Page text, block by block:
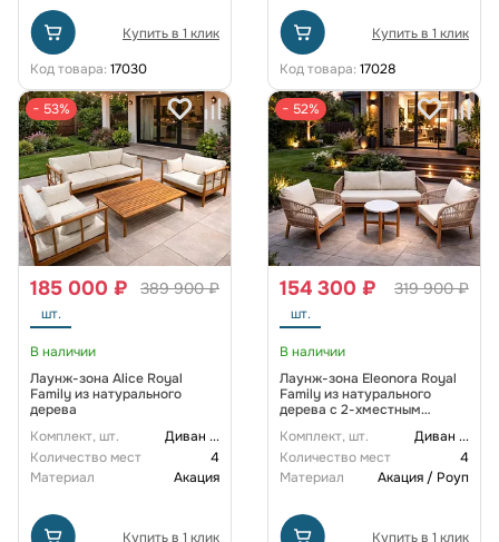
Купить в 1 клик
Код товара: 17030
Купить в 1 клик
Код товара: 17028
− 53%
389 900 ₽
185 000 ₽
шт.
В наличии
Лаунж-зона Alice Royal
Family из натурального
дерева
Комплект, шт.
Диван ...
Количество мест
4
Материал
Акация
Купить в 1 клик
− 52%
319 900 ₽
154 300 ₽
шт.
В наличии
Лаунж-зона Eleonora Royal
Family из натурального
дерева с 2-хместным
Комплект, шт. Диван ...
Количество мест
4
Материал
Акация / Роуп
Купить в 1 клик